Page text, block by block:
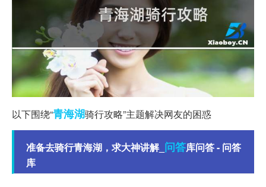
以下围绕“青海湖骑行攻略”主题解决网友的困惑
准备去骑行青海湖，求大神讲解_ 问答库问答 - 问答
库